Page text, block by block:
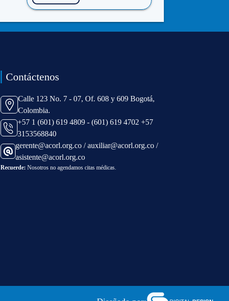
Contáctenos
Calle 123 No. 7 - 07, Of. 608 y 609 Bogotá,
Colombia.
+57 1 (601) 619 4809 - (601) 619 4702 +57
3153568840
gerente@acorl.org.co / auxiliar@acorl.org.co /
asistente@acorl.org.co
Recuerde: Nosotros no agendamos citas médicas.